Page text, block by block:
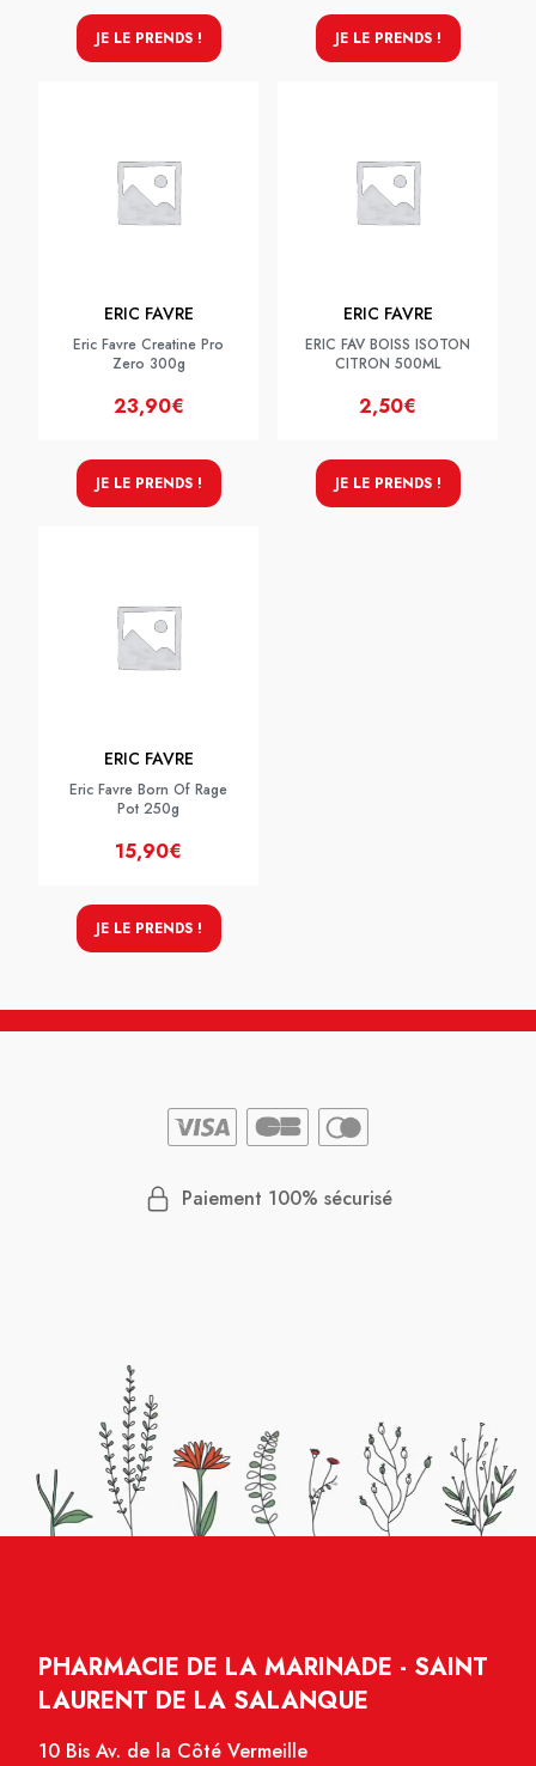
JE LE PRENDS ! JE LE PRENDS !
ERIC FAVRE
Eric Favre Creatine Pro
Zero 300g
23,90€
JE LE PRENDS !
ERIC FAVRE
ERIC FAV BOISS ISOTON
CITRON 500ML
2,50€
JE LE PRENDS !
ERIC FAVRE
Eric Favre Born Of Rage
Pot 250g
15,90€
JE LE PRENDS !
Paiement 100% sécurisé
PHARMACIE DE LA MARINADE - SAINT
LAURENT DE LA SALANQUE
10 Bis Av. de la Côté Vermeille